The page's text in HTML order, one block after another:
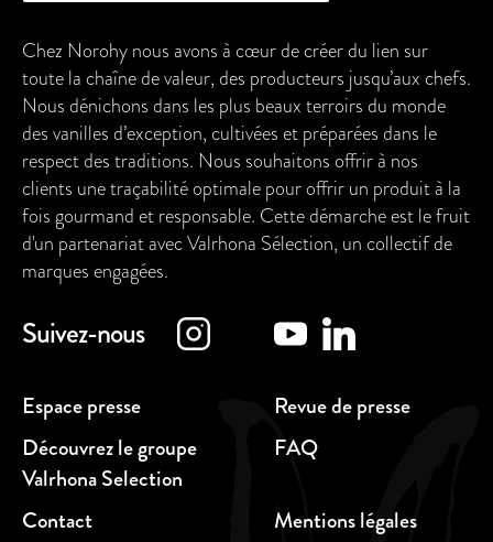
Chez Norohy nous avons à cœur de créer du lien sur
toute la chaîne de valeur, des producteurs jusqu’aux chefs.
Nous dénichons dans les plus beaux terroirs du monde
des vanilles d’exception, cultivées et préparées dans le
respect des traditions. Nous souhaitons offrir à nos
clients une traçabilité optimale pour offrir un produit à la
fois gourmand et responsable. Cette démarche est le fruit
d'un partenariat avec Valrhona Sélection, un collectif de
marques engagées.
Espace presse
Revue de presse
Découvrez le groupe
Valrhona Selection
FAQ
Contact Mentions légales
Suivez-nous